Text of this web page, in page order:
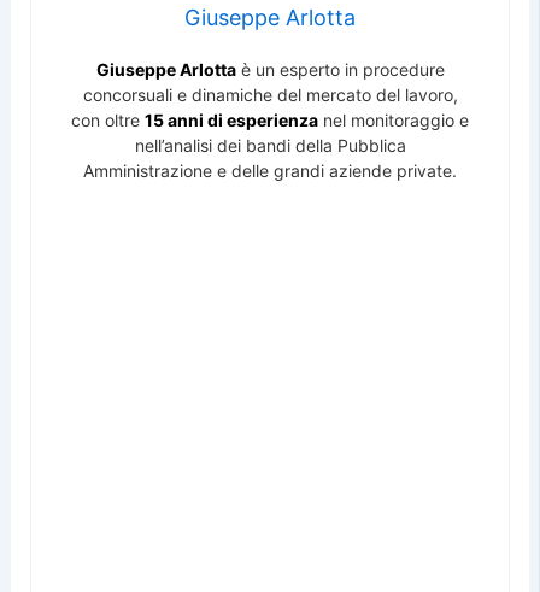
Giuseppe Arlotta
Giuseppe Arlottaè un esperto in procedure
concorsuali e dinamiche del mercato del lavoro,
con oltre 15 anni di esperienza nel monitoraggio e
nell’analisi dei bandi della Pubblica
Amministrazione e delle grandi aziende private.